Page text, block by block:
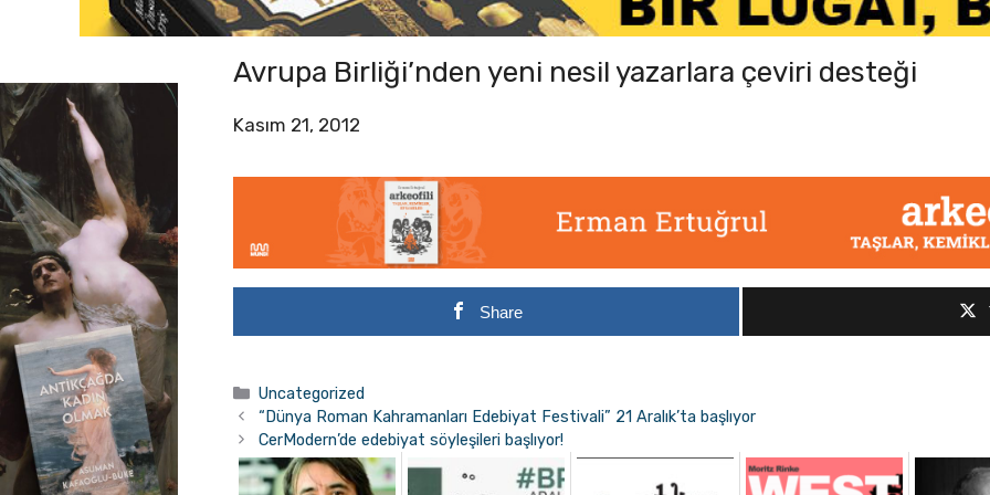
Avrupa Birliği’nden yeni nesil yazarlara çeviri desteği
Kasım 21, 2012
Share
Kategoriler
Uncategorized
“Dünya Roman Kahramanları Edebiyat Festivali” 21 Aralık’ta başlıyor
CerModern’de edebiyat söyleşileri başlıyor!